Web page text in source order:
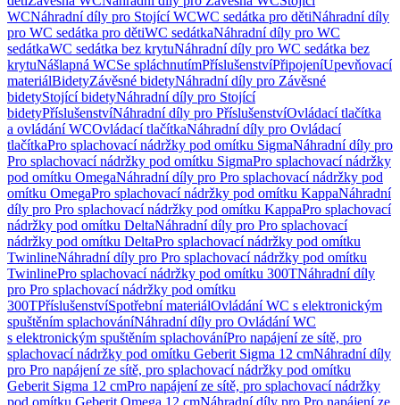
WCNáhradní díly pro Stojící WCWC sedátka pro dětiNáhradní díly
pro WC sedátka pro dětiWC sedátkaNáhradní díly pro WC
sedátkaWC sedátka bez krytuNáhradní díly pro WC sedátka bez
krytuNášlapná WCSe spláchnutímPříslušenstvíPřipojeníUpevňovací
materiálBidetyZávěsné bidetyNáhradní díly pro Závěsné
bidetyStojící bidetyNáhradní díly pro Stojící
bidetyPříslušenstvíNáhradní díly pro PříslušenstvíOvládací tlačítka
a ovládání WCOvládací tlačítkaNáhradní díly pro Ovládací
tlačítkaPro splachovací nádržky pod omítku SigmaNáhradní díly pro
Pro splachovací nádržky pod omítku SigmaPro splachovací nádržky
pod omítku OmegaNáhradní díly pro Pro splachovací nádržky pod
omítku OmegaPro splachovací nádržky pod omítku KappaNáhradní
díly pro Pro splachovací nádržky pod omítku KappaPro splachovací
nádržky pod omítku DeltaNáhradní díly pro Pro splachovací
nádržky pod omítku DeltaPro splachovací nádržky pod omítku
TwinlineNáhradní díly pro Pro splachovací nádržky pod omítku
TwinlinePro splachovací nádržky pod omítku 300TNáhradní díly
pro Pro splachovací nádržky pod omítku
300TPříslušenstvíSpotřební materiálOvládání WC s elektronickým
spuštěním splachováníNáhradní díly pro Ovládání WC
s elektronickým spuštěním splachováníPro napájení ze sítě, pro
splachovací nádržky pod omítku Geberit Sigma 12 cmNáhradní díly
pro Pro napájení ze sítě, pro splachovací nádržky pod omítku
Geberit Sigma 12 cmPro napájení ze sítě, pro splachovací nádržky
pod omítku Geberit Omega 12 cmNáhradní díly pro Pro napájení ze